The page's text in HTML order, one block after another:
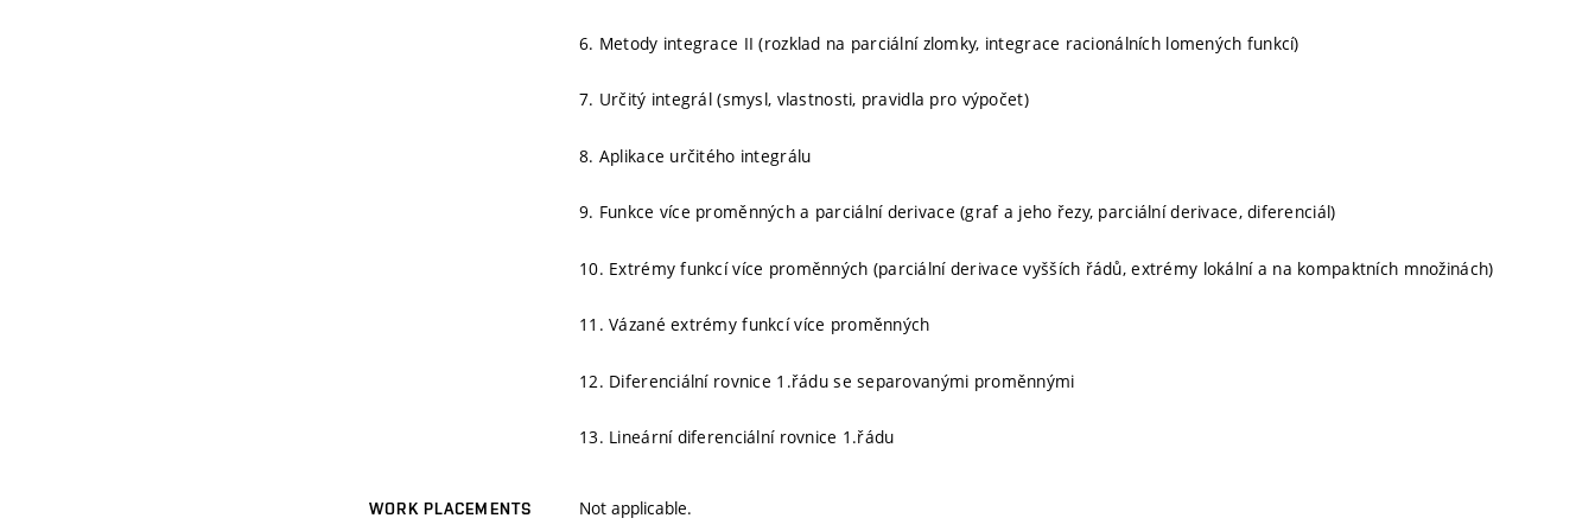
6. Metody integrace II (rozklad na parciální zlomky, integrace racionálních lomených funkcí)
7. Určitý integrál (smysl, vlastnosti, pravidla pro výpočet)
8. Aplikace určitého integrálu
9. Funkce více proměnných a parciální derivace (graf a jeho řezy, parciální derivace, diferenciál)
10. Extrémy funkcí více proměnných (parciální derivace vyšších řádů, extrémy lokální a na kompaktních množinách)
11. Vázané extrémy funkcí více proměnných
12. Diferenciální rovnice 1.řádu se separovanými proměnnými
13. Lineární diferenciální rovnice 1.řádu
WORK PLACEMENTS Not applicable.